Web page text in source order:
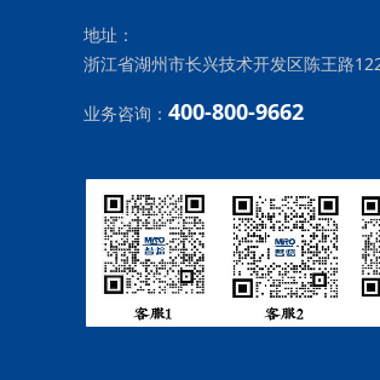
地址：
浙江省湖州市长兴技术开发区陈王路
业务咨询： 400-800-9662